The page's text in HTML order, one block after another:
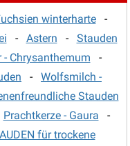
(12)
winterharte-
- Astern - Stauden
- Chrysanthemum -
- Wolfsmilch -
Stauden
Prachtkerze - Gaura -
für trockene